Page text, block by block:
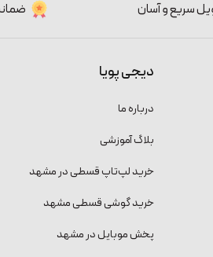
سریع و آسان
دیجی پویا
درباره ما
بلاگ آموزشی
خرید لپ‌تاپ قسطی در مشهد
خرید گوشی قسطی مشهد
پخش موبایل در مشهد